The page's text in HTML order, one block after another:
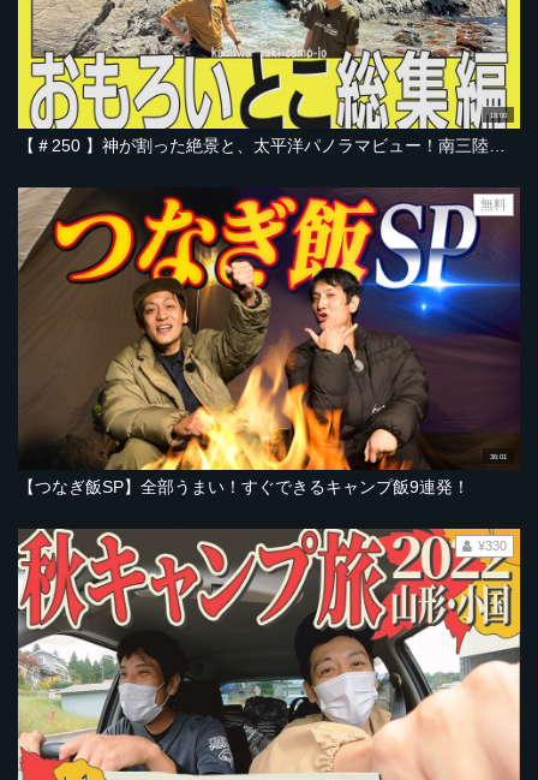
18:00
36:01
【つなぎ飯SP】全部うまい！すぐできるキャンプ飯9連発！
無料
¥330